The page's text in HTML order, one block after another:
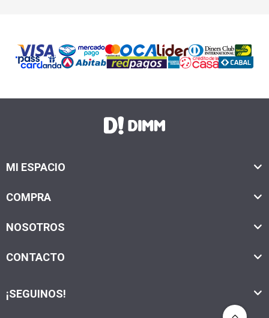
MI ESPACIO
COMPRA
NOSOTROS
CONTACTO
¡SEGUINOS!